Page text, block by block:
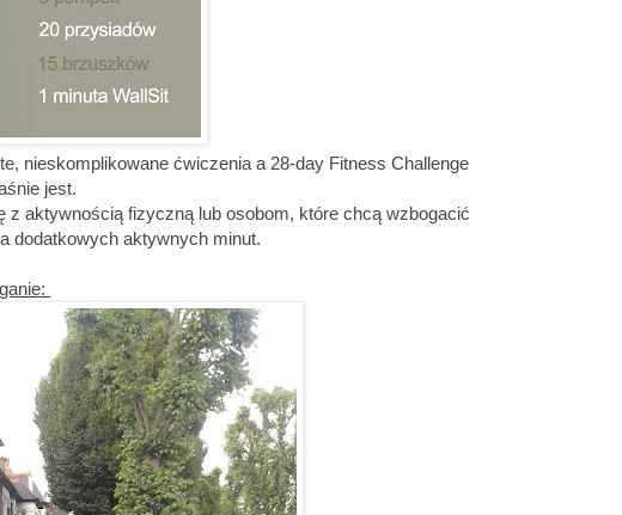
nieskomplikowane ćwiczenia a 28-day Fitness Challenge
jest.
aktywnością fizyczną lub osobom, które chcą wzbogacić
dodatkowych aktywnych minut.